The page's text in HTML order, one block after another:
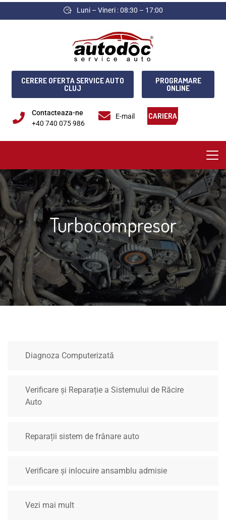
Luni – Vineri : 08:30 – 17:00
CERERE OFERTA SERVICE AUTO
CLUJ
PROGRAMARE
ONLINE
Contacteaza-ne
+40 740 075 986
E-mail CARIERA
Turbocompresor
Diagnoza Computerizată
Verificare și Reparație a Sistemului de Răcire
Auto
Reparații sistem de frânare auto
Verificare și inlocuire ansamblu admisie
Vezi mai mult